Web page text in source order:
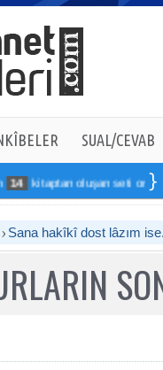
SUAL/CEVAB
kitaptan oluşan seti online
Sana hakîkî dost lâzım